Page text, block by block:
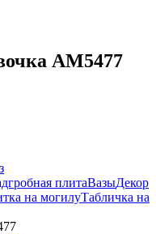
АМ5477
плитаВазыДекор
на могилуТабличка на